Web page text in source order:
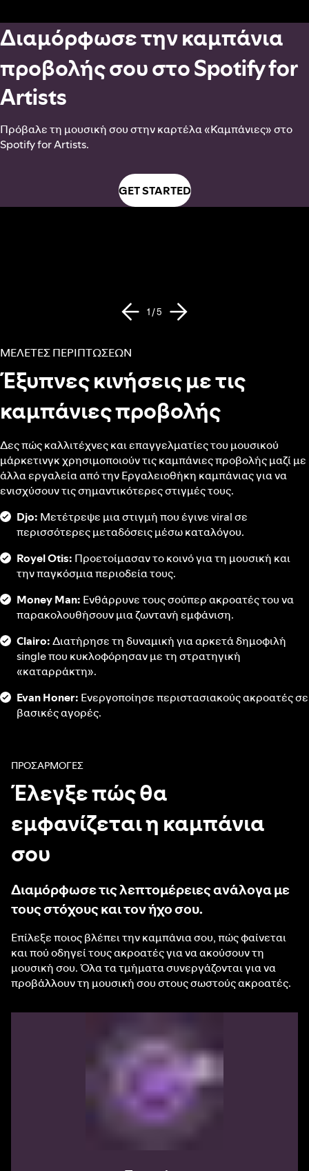
Διαμόρφωσε την καμπάνια
προβολής σου στο Spotify for
Artists
Πρόβαλε τη μουσική σου στην καρτέλα «Καμπάνιες» στο
Spotify for Artists.
GET STARTED
1 / 5
ΜΕΛΕΤΕΣ ΠΕΡΙΠΤΩΣΕΩΝ
Έξυπνες κινήσεις με τις
καμπάνιες προβολής
Δες πώς καλλιτέχνες και επαγγελματίες του μουσικού
μάρκετινγκ χρησιμοποιούν τις καμπάνιες προβολής μαζί με
άλλα εργαλεία από την Εργαλειοθήκη καμπάνιας για να
ενισχύσουν τις σημαντικότερες στιγμές τους.
Djo: Μετέτρεψε μια στιγμή που έγινε viral σε
περισσότερες μεταδόσεις μέσω καταλόγου.
Royel Otis: Προετοίμασαν το κοινό για τη μουσική και
την παγκόσμια περιοδεία τους.
Money Man: Ενθάρρυνε τους σούπερ ακροατές του να
παρακολουθήσουν μια ζωντανή εμφάνιση.
Clairo:Διατήρησε τη δυναμική για αρκετά δημοφιλή
single που κυκλοφόρησαν με τη στρατηγική
«καταρράκτη».
Evan Honer: Ενεργοποίησε περιστασιακούς ακροατές σε
βασικές αγορές.
ΠΡΟΣΑΡΜΟΓΕΣ
Έλεγξε πώς θα
εμφανίζεται η καμπάνια
σου
Διαμόρφωσε τις λεπτομέρειες ανάλογα με
τους στόχους και τον ήχο σου.
Επίλεξε ποιος βλέπει την καμπάνια σου, πώς φαίνεται
και πού οδηγεί τους ακροατές για να ακούσουν τη
μουσική σου. Όλα τα τμήματα συνεργάζονται για να
προβάλλουν τη μουσική σου στους σωστούς ακροατές.